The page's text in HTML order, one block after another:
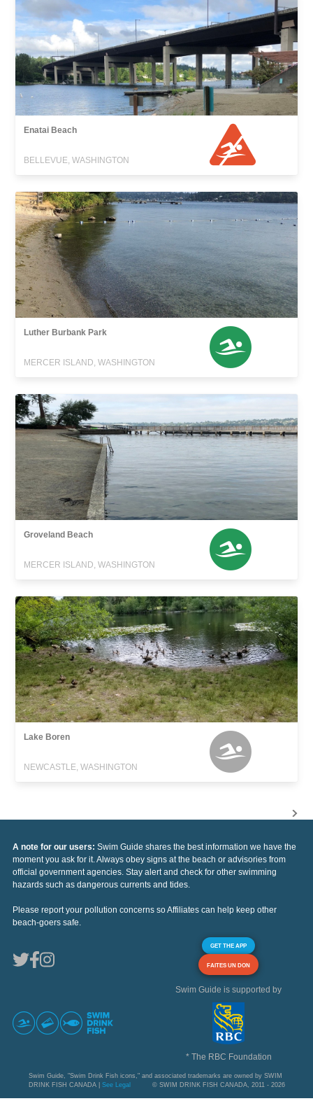
Enatai Beach
BELLEVUE, WASHINGTON
Luther Burbank Park
MERCER ISLAND, WASHINGTON
Groveland Beach
MERCER ISLAND, WASHINGTON
Lake Boren
NEWCASTLE, WASHINGTON
A note for our users: Swim Guide shares the best information we have the
moment you ask for it. Always obey signs at the beach or advisories from
official government agencies. Stay alert and check for other swimming
hazards such as dangerous currents and tides.
Please report your pollution concerns so Affiliates can help keep other
beach-goers safe.
GET THE APP
FAITES UN DON
Swim Guide is supported by
* The RBC Foundation
Swim Guide, "Swim Drink Fish icons," and associated trademarks are owned by SWIM
DRINK FISH CANADA | See Legal © SWIM DRINK FISH CANADA, 2011 - 2026